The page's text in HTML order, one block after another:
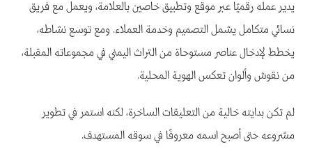
يدير عمله رقميًا عبر موقع وتطبيق خاصين بالعلامة، ويعمل مع فريق
نسائي متكامل يشمل التصميم وخدمة العملاء. ومع توسع نشاطه،
يخطط لإدخال عناصر مستوحاة من التراث اليمني في مجموعاته المقبلة،
من نقوش وألوان تعكس الهوية المحلية.
لم تكن بدايته خالية من التعليقات الساخرة، لكنه استمر في تطوير
مشروعه حتى أصبح اسمه معروفًا في سوقه المستهدف.